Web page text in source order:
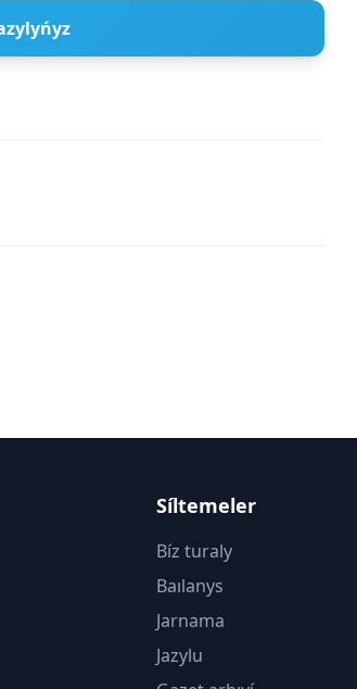
Síltemeler
Bíz turaly
Baılanys
Jarnama
Jazylu